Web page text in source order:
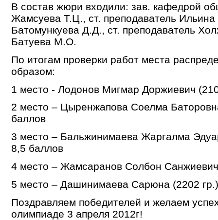
В состав жюри входили: зав. кафедрой
Жамсуева Т.Ц., ст. преподаватель Ильина
Батомункуева Д.Д., ст. преподаватель
Батуева М.О.
По итогам проверки работ места
образом:
1 место - Лодонов Мигмар Доржиевич
2 место – Цыренжапова Соелма
баллов
3 место – Бальжинимаева Жаргалма
8,5 баллов
4 место – Жамсаранов Солбон
5 место – Дашинимаева Сарюна (2202
Поздравляем победителей и желаем
олимпиаде 3 апреля 2012г!